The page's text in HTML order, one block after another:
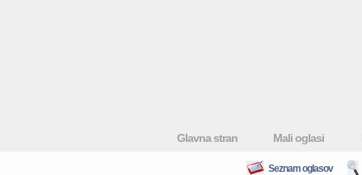
Glavna stran Mali oglasi
Seznam oglasov